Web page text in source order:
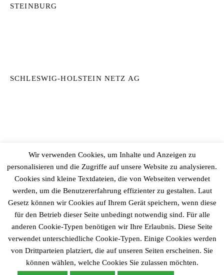
STEINBURG
SCHLESWIG-HOLSTEIN NETZ AG
ÖPNV IN STEINBURG
© 2026Gemeinde Fitzbek
Powered byWordPress Theme:Graphyvon Themegraphy
Wir verwenden Cookies, um Inhalte und Anzeigen zu
personalisieren und die Zugriffe auf unsere Website zu analysieren.
Cookies sind kleine Textdateien, die von Webseiten verwendet
werden, um die Benutzererfahrung effizienter zu gestalten. Laut
Gesetz können wir Cookies auf Ihrem Gerät speichern, wenn diese
für den Betrieb dieser Seite unbedingt notwendig sind. Für alle
anderen Cookie-Typen benötigen wir Ihre Erlaubnis. Diese Seite
verwendet unterschiedliche Cookie-Typen. Einige Cookies werden
von Drittparteien platziert, die auf unseren Seiten erscheinen. Sie
können wählen, welche Cookies Sie zulassen möchten.